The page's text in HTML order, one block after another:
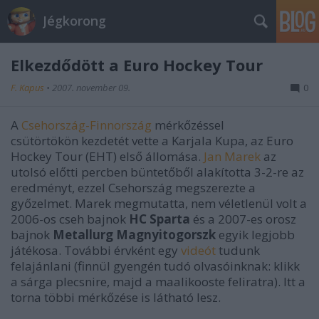
Jégkorong
Elkezdődött a Euro Hockey Tour
F. Kapus • 2007. november 09. 0
A Csehország-Finnország mérkőzéssel
csütörtökön kezdetét vette a Karjala Kupa, az Euro
Hockey Tour (EHT) első állomása. Jan Marek az
utolsó előtti percben büntetőből alakította 3-2-re az
eredményt, ezzel Csehország megszerezte a
győzelmet. Marek megmutatta, nem véletlenül volt a
2006-os cseh bajnok HC Sparta és a 2007-es orosz
bajnok Metallurg Magnyitogorszk egyik legjobb
játékosa. További érvként egy videót tudunk
felajánlani (finnül gyengén tudó olvasóinknak: klikk
a sárga plecsnire, majd a maalikooste feliratra). Itt a
torna többi mérkőzése is látható lesz.